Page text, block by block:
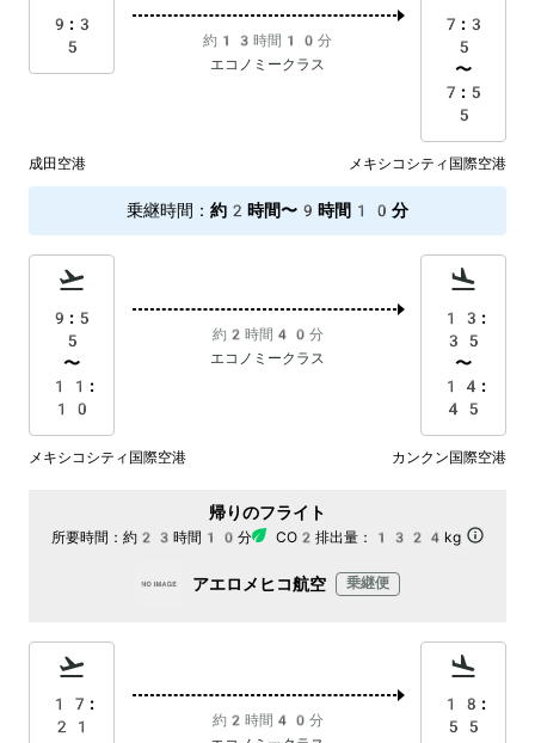
9:3
5
約13時間10分
エコノミークラス
7:3
5
〜
7:5
5
成田空港 メキシコシティ国際空港
乗継時間 ： 約2時間〜9時間10分
9:5
5
〜
11:
10
約2時間40分
エコノミークラス
13:
35
〜
14:
45
メキシコシティ国際空港 カンクン国際空港
帰りのフライト
所要時間： 約23時間10分 CO2排出量： 1324kg
アエロメヒコ航空 乗継便
17:
21
約2時間40分
18:
55